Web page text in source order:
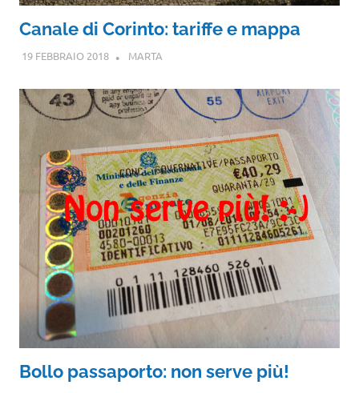
Canale di Corinto: tariffe e mappa
19 FEBBRAIO 2018 MARTA
Bollo passaporto: non serve più!